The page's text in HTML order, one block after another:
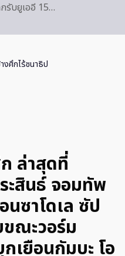
รับยูเออี 15…
งศึกไร้ชนาธิป
ล่าสุดที่
ะสินธ์ จอมทัพ
ซาโดเล ซัป
ขณะวอร์ม
เยือนกัมบะ โอ